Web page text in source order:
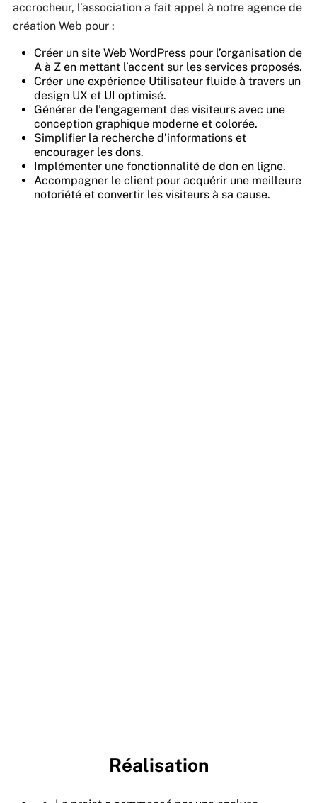
accrocheur, l’association a fait appel à notre agence de
création Web pour :
Créer un site Web WordPress pour l’organisation de
A à Z en mettant l’accent sur les services proposés.
Créer une expérience Utilisateur fluide à travers un
design UX et UI optimisé.
Générer de l’engagement des visiteurs avec une
conception graphique moderne et colorée.
Simplifier la recherche d’informations et
encourager les dons.
Implémenter une fonctionnalité de don en ligne.
Accompagner le client pour acquérir une meilleure
notoriété et convertir les visiteurs à sa cause.
Réalisation